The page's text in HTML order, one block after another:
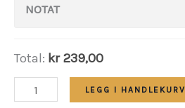
NOTAT
Total: kr 239,00
Chicken
LEGG I HANDLEKURV